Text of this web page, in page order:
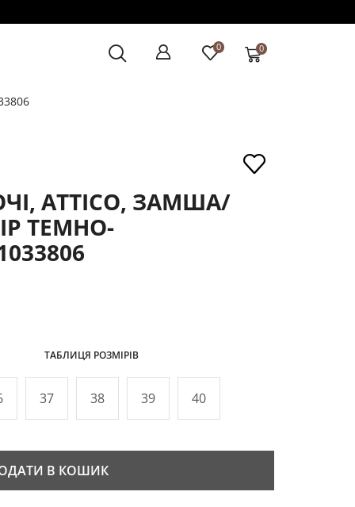
0 0
ATTICO, ЗАМША/
ТЕМНО-
ТАБЛИЦЯ РОЗМІРІВ
37 38 39 40
В КОШИК